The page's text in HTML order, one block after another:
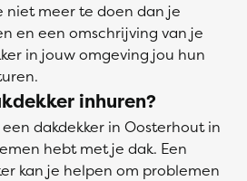
niet meer te doen dan je
en een omschrijving van je
in jouw omgeving jou hun
inhuren?
dakdekker in Oosterhout in
hebt met je dak. Een
kan je helpen om problemen